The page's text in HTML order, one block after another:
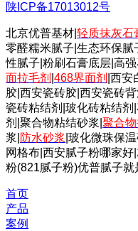
陕ICP备17013012号
北京优普基材| 轻质抹灰石
零醛糯米腻子|生态环保
性腻子|粉刷石膏底层|高
面拉毛剂 468界面剂 |西安
胶|西安瓷砖胶|西安瓷砖背
瓷砖粘结剂|玻化砖粘结
剂|聚合物粘结砂浆| 聚合
浆| 防水砂浆 |玻化微珠保
网格布|西安腻子粉哪家
粉(821腻子粉)优普腻子就
首页
产品
案例